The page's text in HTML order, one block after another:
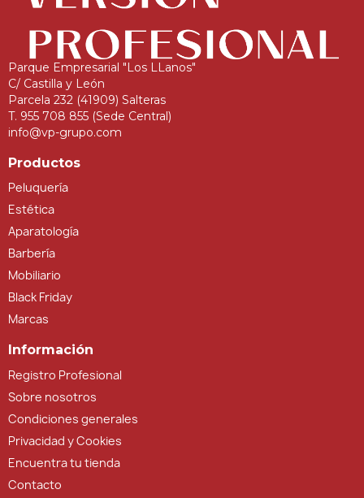
Parque Empresarial "Los LLanos"
C/ Castilla y León
Parcela 232 (41909) Salteras
T. 955 708 855 (Sede Central)
info@vp-grupo.com
Productos
Peluquería
Estética
Aparatología
Barbería
Mobiliario
Black Friday
Marcas
Información
Registro Profesional
Sobre nosotros
Condiciones generales
Privacidad y Cookies
Encuentra tu tienda
Contacto